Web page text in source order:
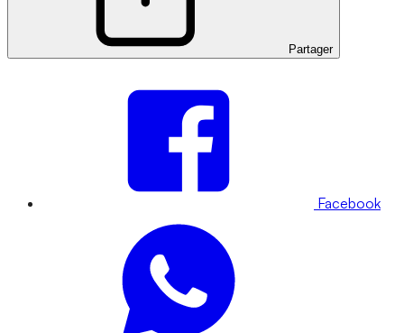
Partager
Facebook